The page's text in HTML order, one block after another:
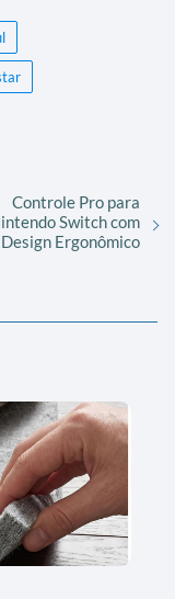
Controle Pro para
Switch com
Design Ergonômico